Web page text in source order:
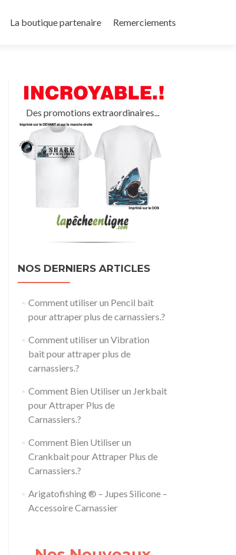
La boutique partenaire Remerciements
Des promotions extraordinaires...
NOS DERNIERS ARTICLES
Comment utiliser un Pencil bait
pour attraper plus de carnassiers.?
Comment utiliser un Vibration
bait pour attraper plus de
carnassiers.?
Comment Bien Utiliser un Jerkbait
pour Attraper Plus de
Carnassiers.?
Comment Bien Utiliser un
Crankbait pour Attraper Plus de
Carnassiers.?
Arigatofishing ® – Jupes Silicone –
Accessoire Carnassier